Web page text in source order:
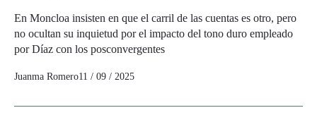
En Moncloa insisten en que el carril de las cuentas es otro, pero
no ocultan su inquietud por el impacto del tono duro empleado
por Díaz con los posconvergentes
Juanma Romero11 / 09 / 2025